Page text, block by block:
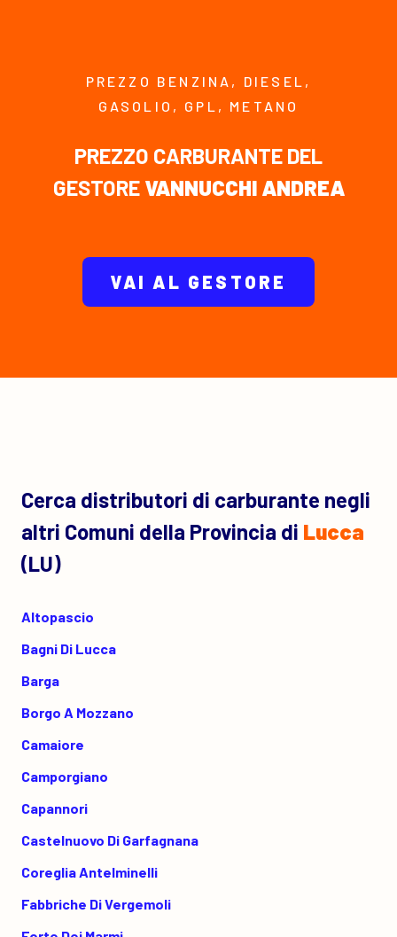
PREZZO BENZINA, DIESEL,
GASOLIO, GPL, METANO
PREZZO CARBURANTE DEL
GESTORE VANNUCCHI ANDREA
VAI AL GESTORE
Cerca distributori di carburante negli
altri Comuni della Provincia di Lucca
(LU)
Altopascio
Bagni Di Lucca
Barga
Borgo A Mozzano
Camaiore
Camporgiano
Capannori
Castelnuovo Di Garfagnana
Coreglia Antelminelli
Fabbriche Di Vergemoli